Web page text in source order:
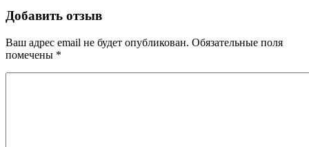
Добавить отзыв
Ваш адрес email не будет опубликован. Обязательные поля
помечены *